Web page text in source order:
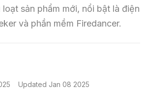
Đầu Tư
Đồ Giá
loạt sản phẩm mới, nổi bật là điện
và phần mềm Firedancer.
Updated Jan 08 2025